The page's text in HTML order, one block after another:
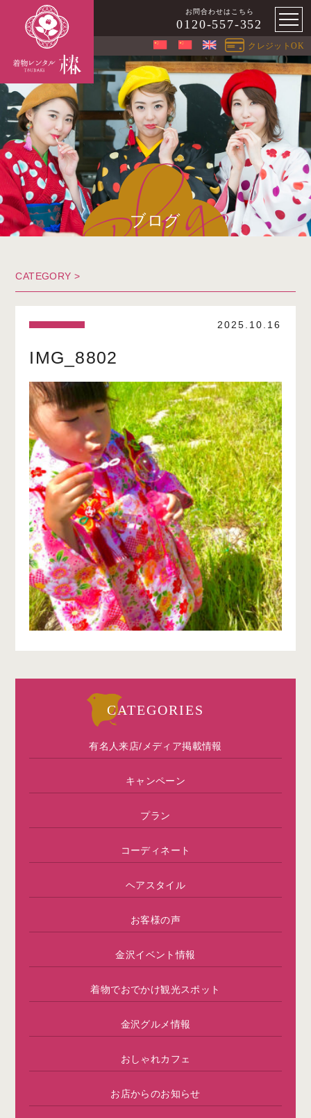
お問合わせはこちら
0120-557-352
クレジットOK
ブログ
CATEGORY >
2025.10.16
IMG_8802
CATEGORIES
有名人来店/メディア掲載情報
キャンペーン
プラン
コーディネート
ヘアスタイル
お客様の声
金沢イベント情報
着物でおでかけ観光スポット
金沢グルメ情報
おしゃれカフェ
お店からのお知らせ